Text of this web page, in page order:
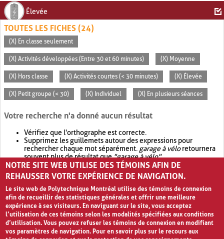
Élevée
TOUTES LES FICHES (24)
(X) En classe seulement
(X) Activités développées (Entre 30 et 60 minutes) (X) Moyenne
(X) Hors classe (X) Activités courtes (< 30 minutes) (X) Élevée
(X) Petit groupe (< 30) (X) Individuel (X) En plusieurs séances
Votre recherche n'a donné aucun résultat
Vérifiez que l'orthographe est correcte.
Supprimez les guillemets autour des expressions pour
rechercher chaque mot séparément. garage à véloretournera
souvent plus de résultat que"garage à vélo".
Envisagez d'élargir votre recherche avec OR.garage OR vélo
retournera souvent plus de résultat quegarage à vélo
NOTRE SITE WEB UTILISE DES TÉMOINS AFIN DE
REHAUSSER VOTRE EXPÉRIENCE DE NAVIGATION.
Le site web de Polytechnique Montréal utilise des témoins de connexion
afin de recueillir des statistiques générales et offrir une meilleure
expérience à ses visiteurs. En naviguant sur le site, vous acceptez
l’utilisation de ces témoins selon les modalités spécifiées aux conditions
d’utilisation. Vous pouvez refuser les témoins de connexion en modifiant
vos paramètres de navigation. Pour en savoir plus sur le recours aux